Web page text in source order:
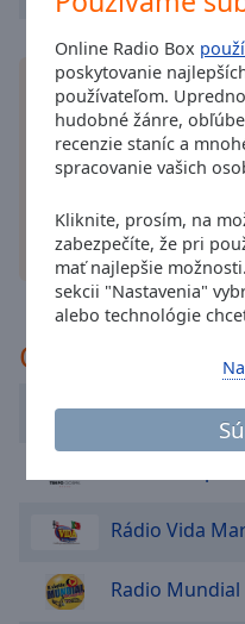
Online Radio Box
poskytovanie
používateľom.
hudobné žánre,
recenzie staníc a
spracovanie vašich
Kliknite, prosím, na
zabezpečíte, že pri
mať najlepšie
sekcii "Nastavenia"
alebo technológie
window.
Opacity
Background
Opacity
Caption
Background
Color
Nainštalujte si
do smartfónu a
stanice
iné
Odporúčané
True Life in
Rádio Vida
Radio